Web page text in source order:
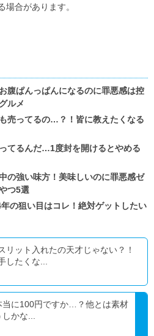
合があります。
ぱんっぱんになるのに罪悪感は控
ルメ
売ってるの…？！皆に教えたくなる
てるんだ…1度封を開けるとやめる
の強い味方！美味しいのに罪悪感ゼ
つ5選
の狙い目はコレ！絶対ゲットしたい
リット入れたの天才じゃない？！
したくな...
当に100円ですか…？他とは素材
かな...